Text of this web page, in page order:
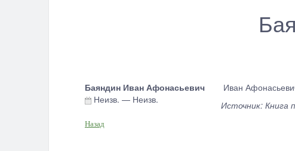
Баяндин Иван Афонасьевич
Неизв. — Неизв.
Иван
Источник: Книга
Назад